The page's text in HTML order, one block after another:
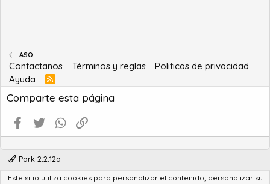
ASO
Contactanos Términos y reglas
Politicas de privacidad
Ayuda
R
S
S
Comparte esta página
Facebook
Twitter WhatsApp
Park 2.2.12a
Community platform by XenForo® © 2010-2022 XenForo Ltd.
Este sitio utiliza cookies para personalizar el contenido, personalizar su